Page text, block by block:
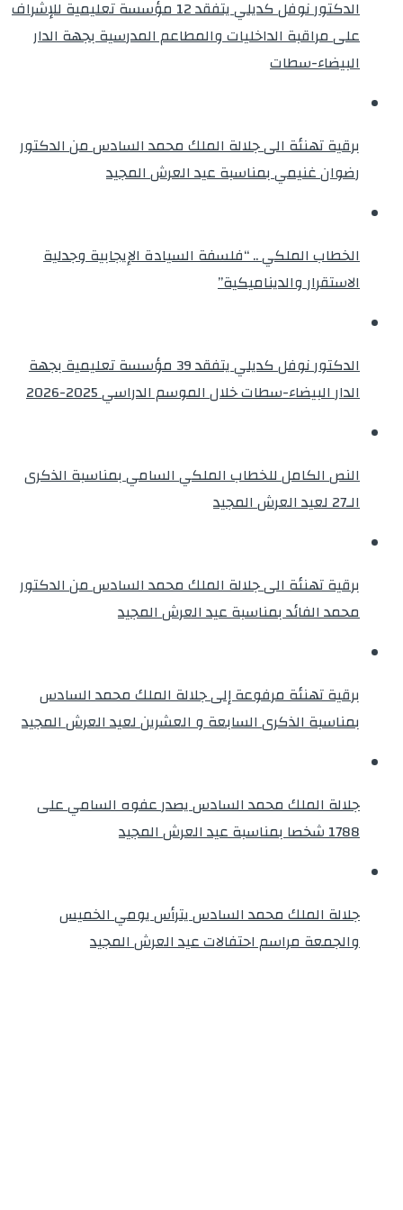
الدكتور نوفل كديلي يتفقد 12 مؤسسة تعليمية للإشراف
على مراقبة الداخليات والمطاعم المدرسية بجهة الدار
البيضاء-سطات
برقية تهنئة الى جلالة الملك محمد السادس من الدكتور
رضوان غنيمي بمناسبة عيد العرش المجيد
الخطاب الملكي .. “فلسفة السيادة الإيجابية وجدلية
الاستقرار والديناميكية”
الدكتور نوفل كديلي يتفقد 39 مؤسسة تعليمية بجهة
الدار البيضاء-سطات خلال الموسم الدراسي 2025-2026
النص الكامل للخطاب الملكي السامي بمناسبة الذكرى
الـ27 لعيد العرش المجيد
برقية تهنئة الى جلالة الملك محمد السادس من الدكتور
محمد الفائد بمناسبة عيد العرش المجيد
برقية تهنئة مرفوعة إلى جلالة الملك محمد السادس
بمناسبة الذكرى السابعة و العشرين لعيد العرش المجيد
جلالة الملك محمد السادس يصدر عفوه السامي على
1788 شخصا بمناسبة عيد العرش المجيد
جلالة الملك محمد السادس يترأس يومي الخميس
والجمعة مراسم احتفالات عيد العرش المجيد